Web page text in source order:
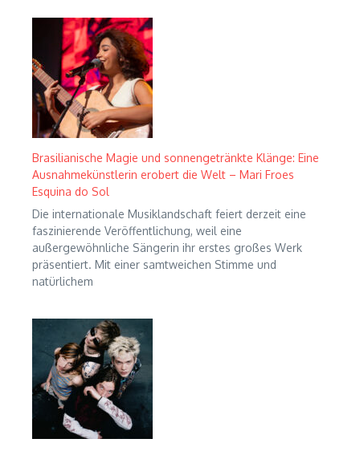
Brasilianische Magie und sonnengetränkte Klänge: Eine
Ausnahmekünstlerin erobert die Welt – Mari Froes
Esquina do Sol
Die internationale Musiklandschaft feiert derzeit eine
faszinierende Veröffentlichung, weil eine
außergewöhnliche Sängerin ihr erstes großes Werk
präsentiert. Mit einer samtweichen Stimme und
natürlichem